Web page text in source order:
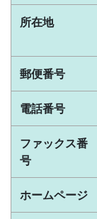
所在地
郵便番号
電話番号
ファックス番
号
ホームページ